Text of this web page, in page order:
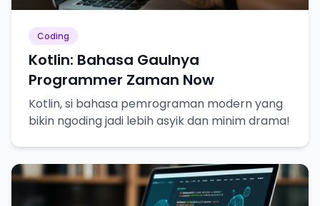
Coding
Kotlin: Bahasa Gaulnya
Programmer Zaman Now
Kotlin, si bahasa pemrograman modern yang
bikin ngoding jadi lebih asyik dan minim drama!